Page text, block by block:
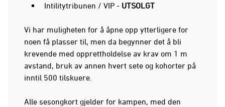
Intilitytribunen / VIP - UTSOLGT
Vi har muligheten for å åpne opp ytterligere for
noen få plasser til, men da begynner det å bli
krevende med opprettholdelse av krav om 1 m
avstand, bruk av annen hvert sete og kohorter på
inntil 500 tilskuere.
Alle sesongkort gjelder for kampen, med den